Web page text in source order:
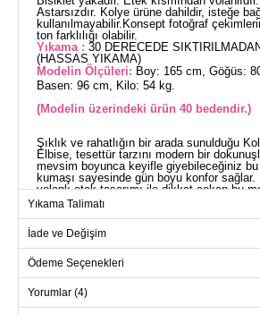
Astarsızdır. Kolye ürüne dahildir, isteğe
kullanılmayabilir.Konsept fotoğraf
ton farklılığı olabilir.
Yıkama : 30 DERECEDE
(HASSAS YIKAMA)
Modelin Ölçüleri: Boy: 165 cm, Göğüs:
Basen: 96 cm, Kilo: 54 kg.
(Modelin üzerindeki ürün 40 bedendir.)
Şıklık ve rahatlığın bir arada sunulduğu
Elbise, tesettür tarzını modern bir
mevsim boyunca keyifle giyebileceğiniz
kumaşı sayesinde gün boyu konfor
volanlı etek tasarımı ile dikkat çeken bu
ile hareket özgürlüğü sunar. Elbisenin yanı
gardırobunuzun vazgeçilmezi olacak.
ELBİSE BEDEN
(CM)
Beden
Göğüs
40
104
Yıkama Talimatı
İade ve Değişim
Ödeme Seçenekleri
Yorumlar (4)